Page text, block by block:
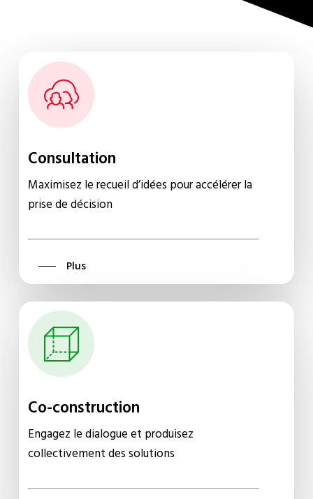
Consultation
Maximisez le recueil d’idées pour accélérer la
prise de décision
Plus
Co-construction
Engagez le dialogue et produisez
collectivement des solutions